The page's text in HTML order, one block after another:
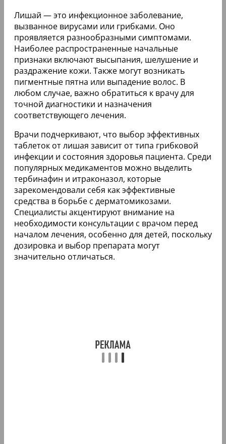
Лишай — это инфекционное заболевание,
вызванное вирусами или грибками. Оно
проявляется разнообразными симптомами.
Наиболее распространенные начальные
признаки включают высыпания, шелушение и
раздражение кожи. Также могут возникать
пигментные пятна или выпадение волос. В
любом случае, важно обратиться к врачу для
точной диагностики и назначения
соответствующего лечения.
Врачи подчеркивают, что выбор эффективных
таблеток от лишая зависит от типа грибковой
инфекции и состояния здоровья пациента. Среди
популярных медикаментов можно выделить
тербинафин и итраконазол, которые
зарекомендовали себя как эффективные
средства в борьбе с дерматомикозами.
Специалисты акцентируют внимание на
необходимости консультации с врачом перед
началом лечения, особенно для детей, поскольку
дозировка и выбор препарата могут
значительно отличаться.